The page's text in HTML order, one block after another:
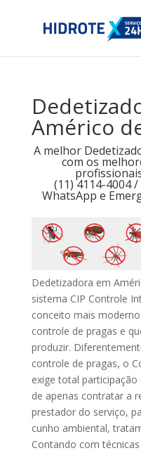
Américo
A melhor
com os
(11) 4114-4004
WhatsApp e
Dedetizadora em
sistema CIP Controle
conceito mais
controle de pragas e
produzir.
controle de pragas, o
exige total
de apenas contratar a
prestador do serviço,
cunho ambiental,
Contando com